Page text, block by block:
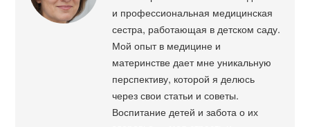
и профессиональная медицинская
сестра, работающая в детском саду.
Мой опыт в медицине и
материнстве дает мне уникальную
перспективу, которой я делюсь
через свои статьи и советы.
Воспитание детей и забота о их